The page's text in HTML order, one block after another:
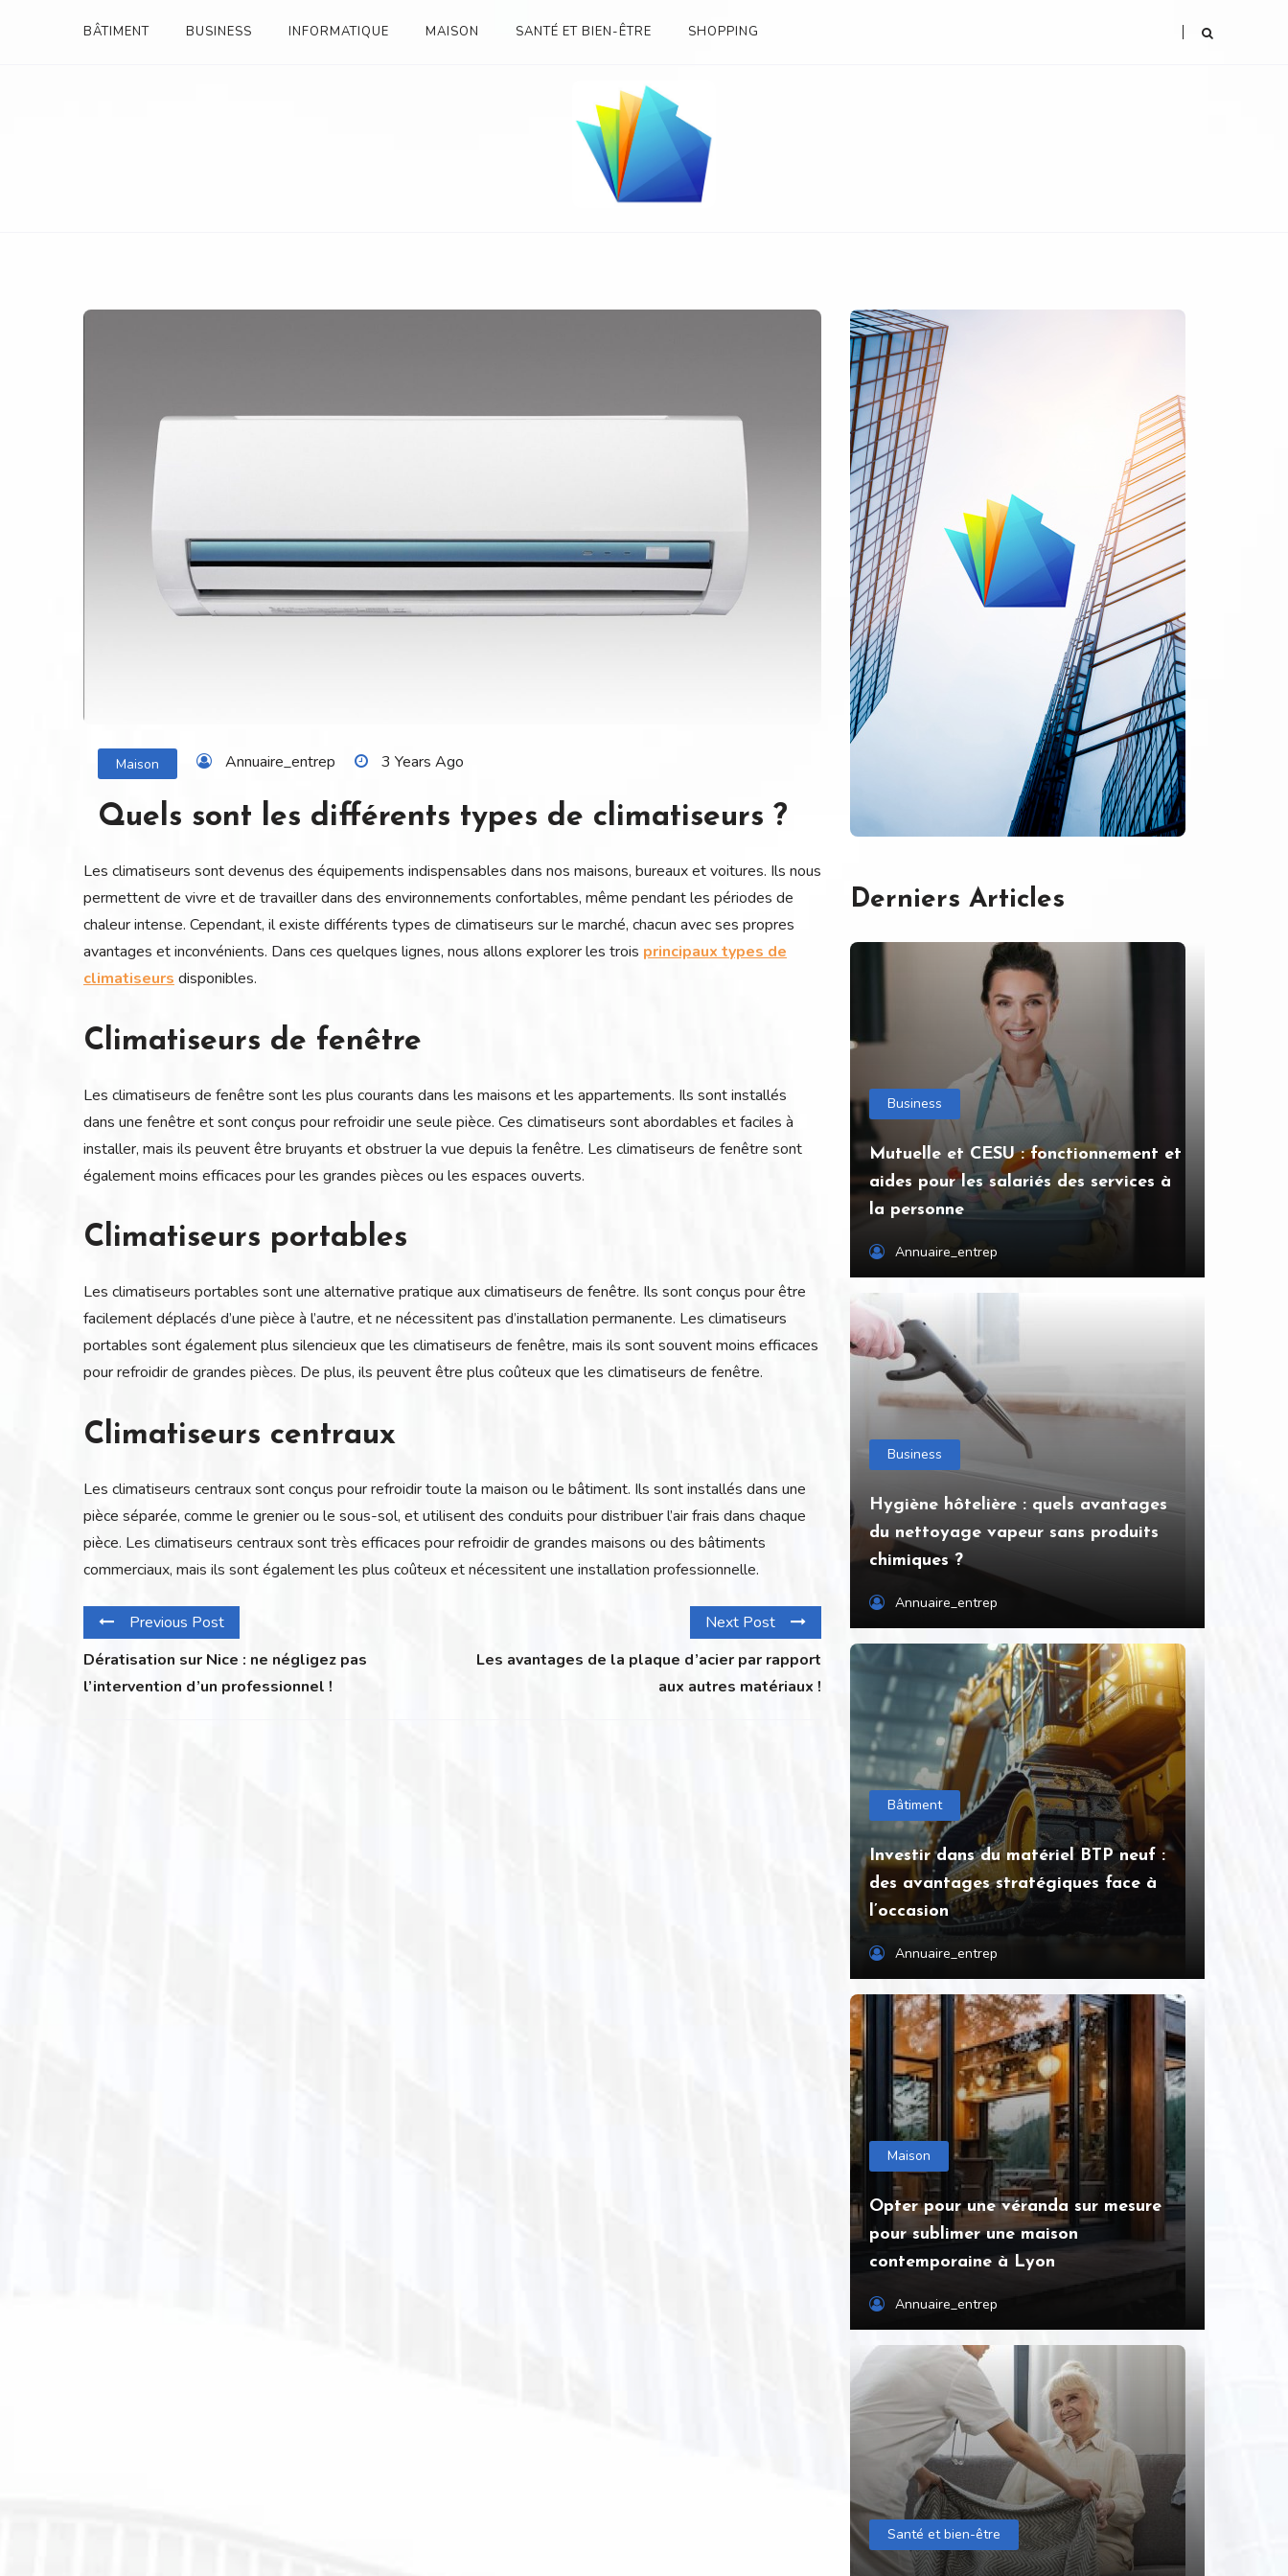
BÂTIMENT BUSINESS INFORMATIQUE MAISON SANTÉ ET BIEN-ÊTRE SHOPPING
Maison Annuaire_entrep 3 Years Ago
Quels sont les différents types de climatiseurs ?
Les climatiseurs sont devenus des équipements indispensables dans nos maisons, bureaux et voitures. Ils nous
permettent de vivre et de travailler dans des environnements confortables, même pendant les périodes de
chaleur intense. Cependant, il existe différents types de climatiseurs sur le marché, chacun avec ses propres
avantages et inconvénients. Dans ces quelques lignes, nous allons explorer les trois principaux types de
climatiseurs disponibles.
Climatiseurs de fenêtre
Les climatiseurs de fenêtre sont les plus courants dans les maisons et les appartements. Ils sont installés
dans une fenêtre et sont conçus pour refroidir une seule pièce. Ces climatiseurs sont abordables et faciles à
installer, mais ils peuvent être bruyants et obstruer la vue depuis la fenêtre. Les climatiseurs de fenêtre sont
également moins efficaces pour les grandes pièces ou les espaces ouverts.
Climatiseurs portables
Les climatiseurs portables sont une alternative pratique aux climatiseurs de fenêtre. Ils sont conçus pour être
facilement déplacés d’une pièce à l’autre, et ne nécessitent pas d’installation permanente. Les climatiseurs
portables sont également plus silencieux que les climatiseurs de fenêtre, mais ils sont souvent moins efficaces
pour refroidir de grandes pièces. De plus, ils peuvent être plus coûteux que les climatiseurs de fenêtre.
Climatiseurs centraux
Les climatiseurs centraux sont conçus pour refroidir toute la maison ou le bâtiment. Ils sont installés dans une
pièce séparée, comme le grenier ou le sous-sol, et utilisent des conduits pour distribuer l’air frais dans chaque
pièce. Les climatiseurs centraux sont très efficaces pour refroidir de grandes maisons ou des bâtiments
commerciaux, mais ils sont également les plus coûteux et nécessitent une installation professionnelle.
Previous Post
Dératisation sur Nice : ne négligez pas
l’intervention d’un professionnel !
Next Post
Les avantages de la plaque d’acier par rapport
aux autres matériaux !
Derniers Articles
Business
Mutuelle et CESU : fonctionnement et
aides pour les salariés des services à
la personne
Annuaire_entrep
Business
Hygiène hôtelière : quels avantages
du nettoyage vapeur sans produits
chimiques ?
Annuaire_entrep
Bâtiment
Investir dans du matériel BTP neuf :
des avantages stratégiques face à
l’occasion
Annuaire_entrep
Maison
Opter pour une véranda sur mesure
pour sublimer une maison
contemporaine à Lyon
Annuaire_entrep
Santé et bien-être